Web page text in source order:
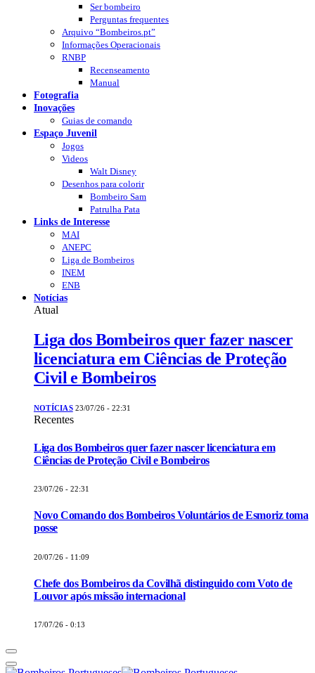
Ser bombeiro
Perguntas frequentes
Arquivo “Bombeiros.pt”
Informações Operacionais
RNBP
Recenseamento
Manual
Fotografia
Inovações
Guias de comando
Espaço Juvenil
Jogos
Videos
Walt Disney
Desenhos para colorir
Bombeiro Sam
Patrulha Pata
Links de Interesse
MAI
ANEPC
Liga de Bombeiros
INEM
ENB
Notícias
Atual
Liga dos Bombeiros quer fazer nascer
licenciatura em Ciências de Proteção
Civil e Bombeiros
NOTÍCIAS 23/07/26 - 22:31
Recentes
Liga dos Bombeiros quer fazer nascer licenciatura em
Ciências de Proteção Civil e Bombeiros
23/07/26 - 22:31
Novo Comando dos Bombeiros Voluntários de Esmoriz toma
posse
20/07/26 - 11:09
Chefe dos Bombeiros da Covilhã distinguido com Voto de
Louvor após missão internacional
17/07/26 - 0:13